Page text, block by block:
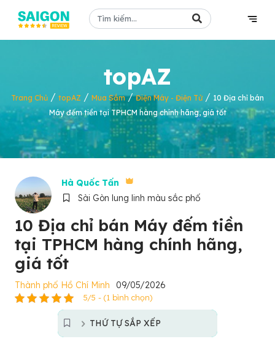
topAZ
Trang Chủ / topAZ / Mua Sắm/Điện Máy - Điện Tử/ 10 Địa chỉ bán
Máy đếm tiền tại TPHCM hàng chính hãng, giá tốt
Hà Quốc Tấn
Sài Gòn lung linh màu sắc phố
10 Địa chỉ bán Máy đếm tiền
tại TPHCM hàng chính hãng,
giá tốt
Thành phố Hồ Chí Minh 09/05/2026
5/5 - (1 bình chọn)
THỨ TỰ SẮP XẾP